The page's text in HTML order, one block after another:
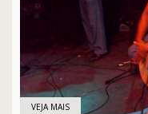
VEJA MAIS